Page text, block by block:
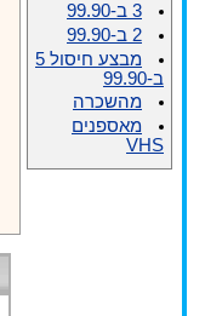
3 ב-99.90
2 ב-99.90
מבצע חיסול 5
ב-99.90
מהשכרה
מאספנים
VHS